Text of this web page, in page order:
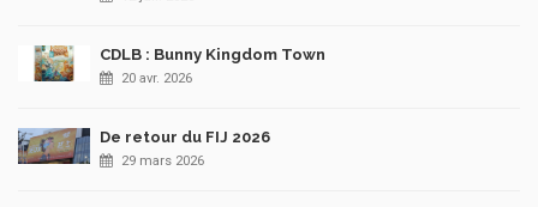
CDLB : Bunny Kingdom Town
20 avr. 2026
De retour du FIJ 2026
29 mars 2026